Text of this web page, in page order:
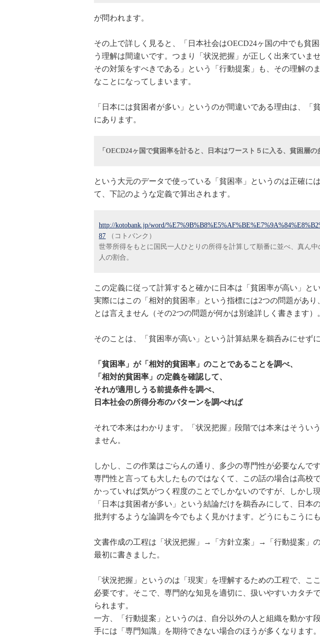
が問われます。
その上で詳しく見ると、「日本社会はOECD24ヶ国の中でも貧
う理解は間違いです。つまり「状況把握」が正しく出来ていま
その対策をすべきである」という「行動提案」も、その理解の
なことになってしまいます。
「日本には貧困者が多い」というのが間違いである理由は、「
にあります。
「OECD24ヶ国で貧困率を計ると、日本はワースト５に入る、貧困層の
という大元のデータで使っている「貧困率」というのは正確に
て、下記のような定義で算出されます。
http://kotobank.jp/word/
87 （コトバンク）
世帯所得をもとに国民一人ひとりの所得を計算して順番に並べ、真ん
人の割合。
この定義に従って計算すると確かに日本は「貧困率が高い」と
実際にはこの「相対的貧困率」という指標には2つの問題があ
とは言えません（その2つの問題が何かは別途詳しく書きます）
そのことは、「貧困率が高い」という計算結果を鵜呑みにせずに
「貧困率」が「相対的貧困率」のことであることを調べ、
「相対的貧困率」の定義を確認して、
それが適用しうる前提条件を調べ、
日本社会の所得分布のパターンを調べれば
それで本来はわかります。「状況把握」段階では本来はそうい
ません。
しかし、この作業はごらんの通り、多少の専門性が必要なんです
専門性と言っても大したものではなくて、この話の場合は高校
かっていれば気がつく程度のことでしかないのですが、しかし
「日本は貧困者が多い」という結論だけを鵜呑みにして、日本
批判するような論調を今でもよく見かけます。どうにもこうに
文書作成の工程は「状況把握」→「方針立案」→「行動提案」
最初に書きました。
「状況把握」というのは「現実」を理解するための工程で、こ
必要です。そこで、専門的な知見を適切に、扱いやすいカタチ
られます。
一方、「行動提案」というのは、自分以外の人と組織を動かす
手には「専門知識」を期待できない場合のほうが多くなります。